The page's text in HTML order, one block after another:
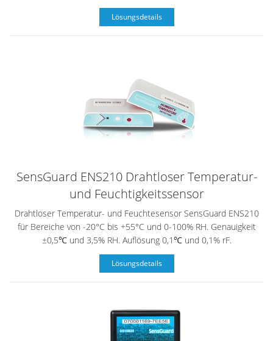
Lösungsdetails
SensGuard ENS210 Drahtloser Temperatur-
und Feuchtigkeitssensor
Drahtloser Temperatur- und Feuchtesensor SensGuard ENS210
für Bereiche von -20°C bis +55°C und 0-100% RH. Genauigkeit
±0,5℃ und 3,5% RH. Auflösung 0,1℃ und 0,1% rF.
Lösungsdetails